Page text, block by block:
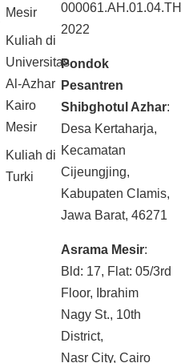
Mesir
Kuliah di
Universitas
Al-Azhar
Kairo
Mesir
Kuliah di
Turki
000061.AH.01.04.TH
2022
Pondok
Pesantren
Shibghotul Azhar:
Desa Kertaharja,
Kecamatan
Cijeungjing,
Kabupaten CIamis,
Jawa Barat, 46271
Asrama Mesir:
Bld: 17, Flat: 05/3rd
Floor, Ibrahim
Nagy St., 10th
District,
Nasr City, Cairo